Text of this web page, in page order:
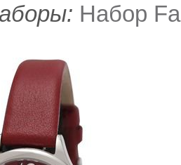
Набор